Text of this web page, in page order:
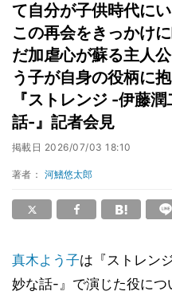
て自分が子供時代に
この再会をきっかけ
だ加虐心が蘇る主人
う子が自身の役柄に
『ストレンジ -伊藤
話-』記者会見
掲載日 2026/07/03 18:10
著者： 河鰭悠太郎
真木よう子は『ストレン
妙な話-』で演じた役に